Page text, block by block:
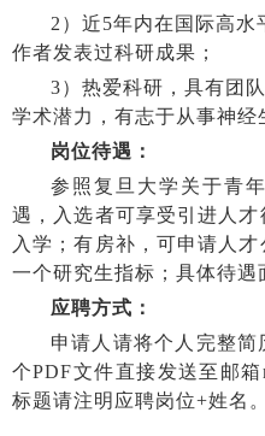
2 ）近5年内在国际高水
作者发表过科研成果；
3）热爱科研，具有团
学术潜力，有志于从事神经
岗位待遇：
参照复旦大学关于青
遇，入选者可享受引进人
入学；有房补，可申请人
一个研究生指标；具体待遇
应聘方式：
申请人请将个人完整
个PDF文件直接发送至邮箱
标题请注明应聘岗位+姓名。